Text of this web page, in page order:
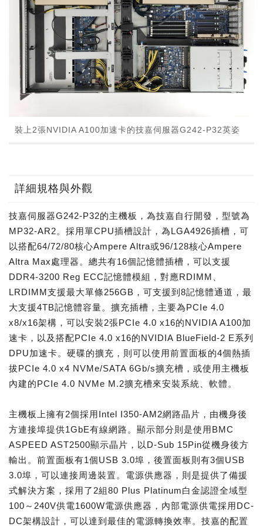
裝上2張NVIDIA A100加速卡的技嘉伺服器G242-P32英姿
詳細規格與外觀
技嘉伺服器G242-P32的主機板，為技嘉自行開發，型號為
MP32-AR2。採用單CPU插槽設計，為LGA4926插槽，可
以搭配64/72/80核心Ampere Altra或96/128核心Ampere
Altra Max處理器。總共有16個記憶體插槽，可以支援
DDR4-3200 Reg ECC記憶體模組，對應RDIMM、
LRDIMM支援最大單條256GB，可支援到8記憶體通道，最
大支援4TB記憶體容量。擴充插槽，主要為PCIe 4.0
x8/x16架構，可以安裝2張PCIe 4.0 x16的NVIDIA A100加
速卡，以及搭配PCIe 4.0 x16的NVIDIA BlueField-2 E系列
DPU加速卡。硬碟的擴充，則可以使用前置面板的4個熱插
拔PCIe 4.0 x4 NVMe/SATA 6Gb/s擴充槽，或使用主機板
內建的PCIe 4.0 NVMe M.2擴充槽來安裝系統、軟體。
主機板上擁有2個採用Intel I350-AM2網路晶片，由機身後
方連接埠提供1GbE有線網路。顯示部分則是使用BMC
ASPEED AST2500顯示晶片，以D-Sub 15Pin從機身後方
輸出。前置面板有1個USB 3.0埠，後置面板則有3個USB
3.0埠，可以連接周邊裝置。電源供應器，則是提供了備援
式解決方案，採用了2組80 Plus Platinum白金認證全域型
100～240V供電1600W電源供應器，內部電源供電採用DC-
DC架構設計，可以達到最佳的電源轉換效率。技嘉的配置